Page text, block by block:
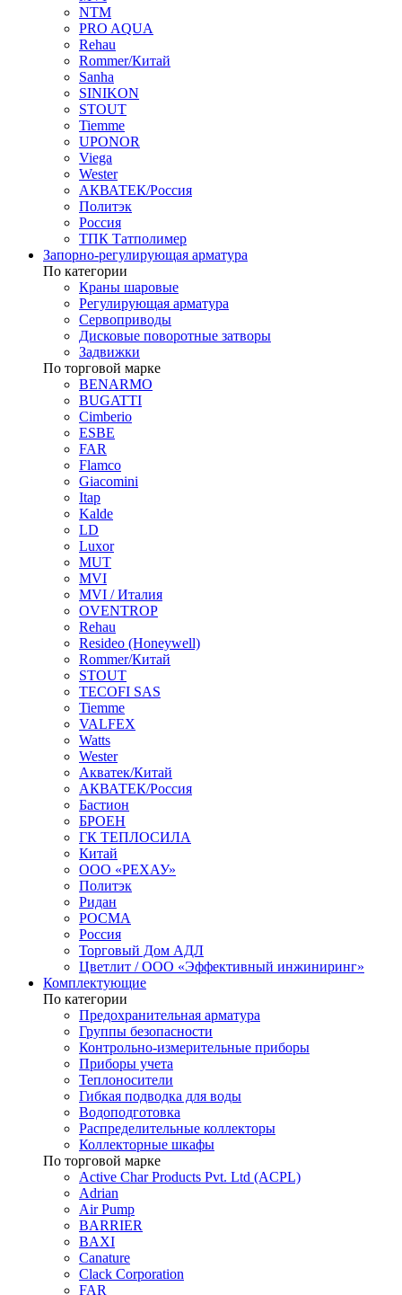
NTM
PRO AQUA
Rehau
Rommer/Китай
Sanha
SINIKON
STOUT
Tiemme
UPONOR
Viega
Wester
АКВАТЕК/Россия
Политэк
Россия
ТПК Татполимер
Запорно-регулирующая арматура
По категории
Краны шаровые
Регулирующая арматура
Сервоприводы
Дисковые поворотные затворы
Задвижки
По торговой марке
BENARMO
BUGATTI
Cimberio
ESBE
FAR
Flamco
Giacomini
Itap
Kalde
LD
Luxor
MUT
MVI
MVI / Италия
OVENTROP
Rehau
Resideo (Honeywell)
Rommer/Китай
STOUT
TECOFI SAS
Tiemme
VALFEX
Watts
Wester
Акватек/Китай
АКВАТЕК/Россия
Бастион
БРОЕН
ГК ТЕПЛОСИЛА
Китай
ООО «РЕХАУ»
Политэк
Ридан
РОСМА
Россия
Торговый Дом АДЛ
Цветлит / ООО «Эффективный инжиниринг»
Комплектующие
По категории
Предохранительная арматура
Группы безопасности
Контрольно-измерительные приборы
Приборы учета
Теплоносители
Гибкая подводка для воды
Водоподготовка
Распределительные коллекторы
Коллекторные шкафы
По торговой марке
Active Char Products Pvt. Ltd (ACPL)
Adrian
Air Pump
BARRIER
BAXI
Canature
Clack Corporation
FAR